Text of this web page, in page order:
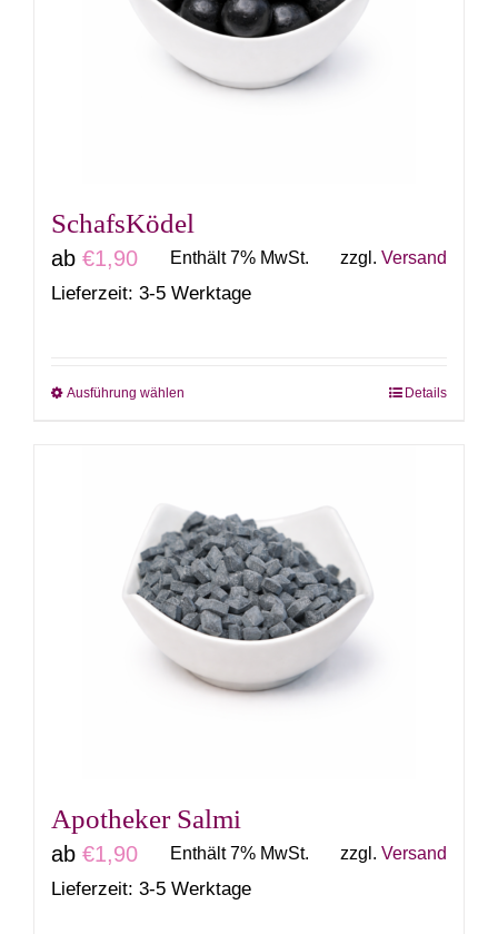
SchafsKödel
ab €1,90 Enthält 7% MwSt. zzgl. Versand
Lieferzeit: 3-5 Werktage
Ausführung wählen
Varianten
auf.
Die
Optionen
können
auf
werden
Details
Apotheker Salmi
ab €1,90 Enthält 7% MwSt. zzgl. Versand
Lieferzeit: 3-5 Werktage